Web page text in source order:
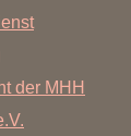
der MHH